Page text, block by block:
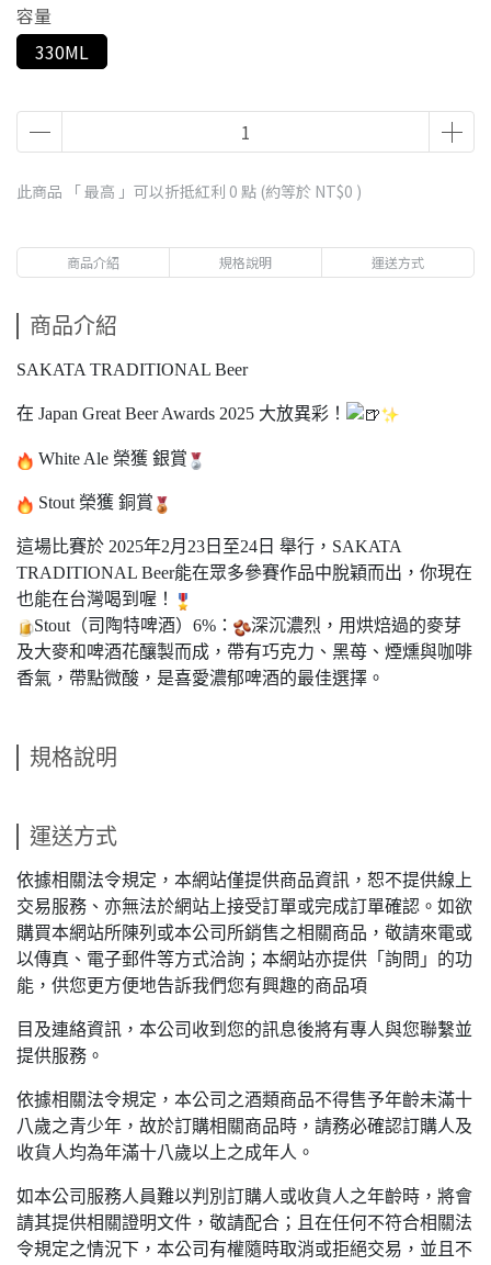
容量
330ML
此商品 「 最高 」可以折抵紅利 0 點 (約等於 NT$0 )
商品介紹 規格說明 運送方式
商品介紹
SAKATA TRADITIONAL Beer
在 Japan Great Beer Awards 2025 大放異彩！
White Ale 榮獲 銀賞
Stout 榮獲 銅賞
這場比賽於 2025年2月23日至24日 舉行，SAKATA
TRADITIONAL Beer能在眾多參賽作品中脫穎而出，你現在
也能在台灣喝到喔！
Stout（司陶特啤酒）6%：
深沉濃烈，用烘焙過的麥芽
及大麥和啤酒花釀製而成，帶有巧克力、黑苺、煙燻與咖啡
香氣，帶點微酸，是喜愛濃郁啤酒的最佳選擇。
規格說明
運送方式
依據相關法令規定，本網站僅提供商品資訊，恕不提供線上
交易服務、亦無法於網站上接受訂單或完成訂單確認。如欲
購買本網站所陳列或本公司所銷售之相關商品，敬請來電或
以傳真、電子郵件等方式洽詢；本網站亦提供「詢問」的功
能，供您更方便地告訴我們您有興趣的商品項
目及連絡資訊，本公司收到您的訊息後將有專人與您聯繫並
提供服務。
依據相關法令規定，本公司之酒類商品不得售予年齡未滿十
八歲之青少年，故於訂購相關商品時，請務必確認訂購人及
收貨人均為年滿十八歲以上之成年人。
如本公司服務人員難以判別訂購人或收貨人之年齡時，將會
請其提供相關證明文件，敬請配合；且在任何不符合相關法
令規定之情況下，本公司有權隨時取消或拒絕交易，並且不